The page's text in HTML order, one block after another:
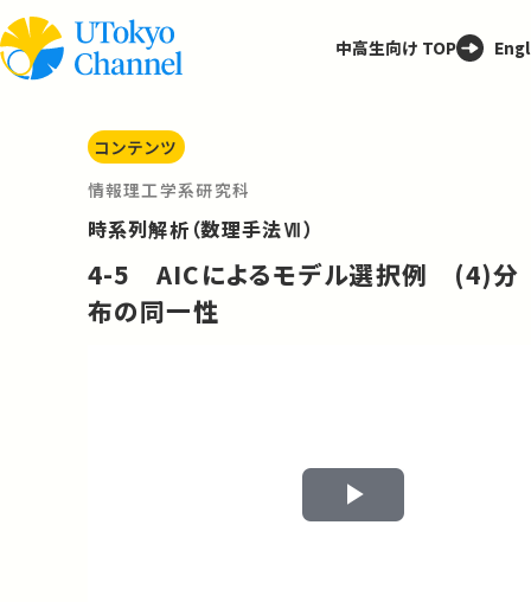
中高生向け TOP
コンテンツ
情報理工学系研究科
時系列解析（数理手法Ⅶ）
4-5 AICによるモデル選択例 (4)分
布の同一性
Play